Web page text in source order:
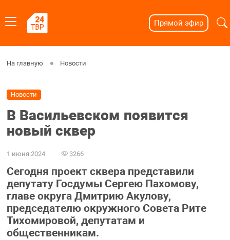
Прямой эфир
На главную Новости
Новости
В Васильевском появится
новый сквер
1 июня 2024 3266
Сегодня проект сквера представили
депутату Госдумы Сергею Пахомову,
главе округа Дмитрию Акулову,
председателю окружного Совета Рите
Тихомировой, депутатам и
общественникам.